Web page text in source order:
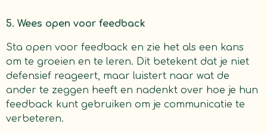
5. Wees open voor feedback
Sta open voor feedback en zie het als een kans
om te groeien en te leren. Dit betekent dat je niet
defensief reageert, maar luistert naar wat de
ander te zeggen heeft en nadenkt over hoe je hun
feedback kunt gebruiken om je communicatie te
verbeteren.